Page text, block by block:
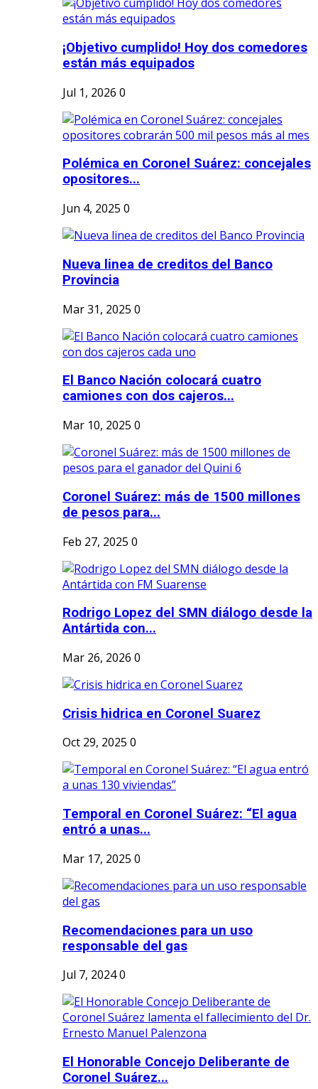
¡Objetivo cumplido! Hoy dos comedores
están más equipados
Jul 1, 2026 0
Polémica en Coronel Suárez: concejales
opositores...
Jun 4, 2025 0
Nueva linea de creditos del Banco
Provincia
Mar 31, 2025 0
El Banco Nación colocará cuatro
camiones con dos cajeros...
Mar 10, 2025 0
Coronel Suárez: más de 1500 millones
de pesos para...
Feb 27, 2025 0
Rodrigo Lopez del SMN diálogo desde la
Antártida con...
Mar 26, 2026 0
Crisis hidrica en Coronel Suarez
Oct 29, 2025 0
Temporal en Coronel Suárez: “El agua
entró a unas...
Mar 17, 2025 0
Recomendaciones para un uso
responsable del gas
Jul 7, 20240
El Honorable Concejo Deliberante de
Coronel Suárez...